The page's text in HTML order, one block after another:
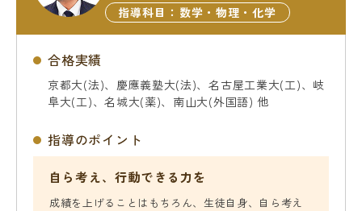
指導科目：数学・物理・化学
合格実績
京都大(法)、慶應義塾大(法)、名古屋工業大(工)、岐
阜大(工)、名城大(薬)、南山大(外国語) 他
指導のポイント
自ら考え、行動できる力を
成績を上げることはもちろん、生徒自身、自ら考え